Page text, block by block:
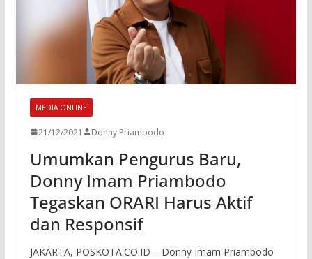
MEDIA ONLINE
21/12/2021 Donny Priambodo
Umumkan Pengurus Baru,
Donny Imam Priambodo
Tegaskan ORARI Harus Aktif
dan Responsif
JAKARTA, POSKOTA.CO.ID – Donny Imam Priambodo